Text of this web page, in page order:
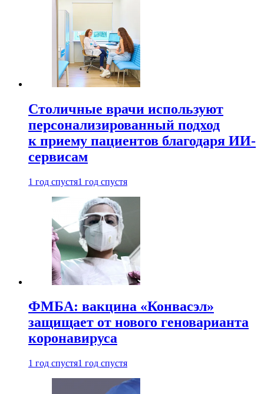
Столичные врачи используют
персонализированный подход
к приему пациентов благодаря ИИ-
сервисам
1 год спустя1 год спустя
ФМБА: вакцина «Конвасэл»
защищает от нового геноварианта
коронавируса
1 год спустя1 год спустя